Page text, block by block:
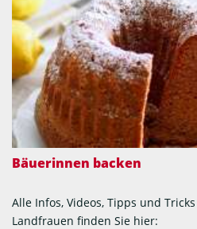
Bäuerinnen backen
Alle Infos, Videos, Tipps und
Landfrauen finden Sie hier: